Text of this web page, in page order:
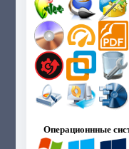
Операционнные